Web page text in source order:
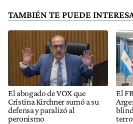
TAMBIÉN TE PUEDE
El abogado de VOX que
Cristina Kirchner sumó a su
defensa y paralizó al
peronismo
El